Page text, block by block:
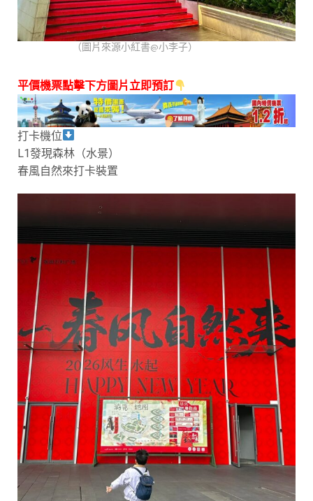
（圖片來源小紅書@小李子）
平價機票點擊下方圖片立即預訂
打卡機位
L1發現森林（水景）
春風自然來打卡裝置